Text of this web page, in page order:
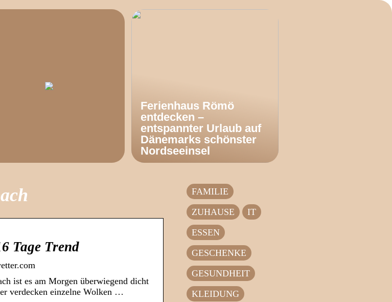
Ferienhaus Römö
entdecken –
entspannter Urlaub auf
Dänemarks schönster
Nordseeinsel
Tage Trend
ist es am Morgen überwiegend dicht
verdecken einzelne Wolken …
FAMILIE
ZUHAUSE
IT
ESSEN
GESCHENKE
GESUNDHEIT
KLEIDUNG